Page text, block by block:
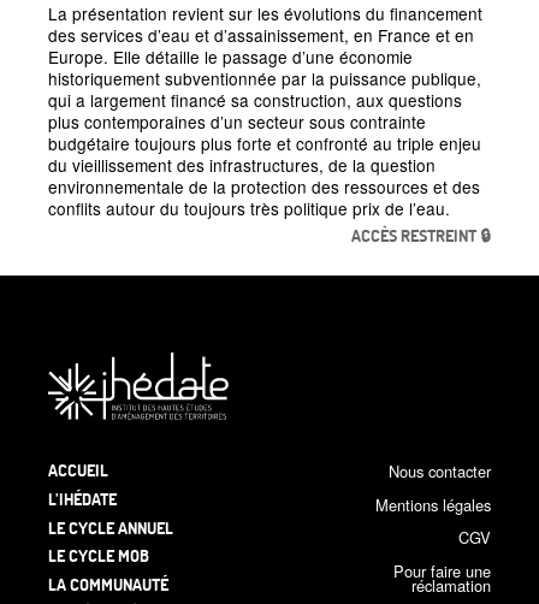
La présentation revient sur les évolutions du financement
des services d’eau et d’assainissement, en France et en
Europe. Elle détaille le passage d’une économie
historiquement subventionnée par la puissance publique,
qui a largement financé sa construction, aux questions
plus contemporaines d’un secteur sous contrainte
budgétaire toujours plus forte et confronté au triple enjeu
du vieillissement des infrastructures, de la question
environnementale de la protection des ressources et des
conflits autour du toujours très politique prix de l’eau.
ACCÈS RESTREINT 🔒
ACCUEIL
L’IHÉDATE
LE CYCLE ANNUEL
LE CYCLE MOB
LA COMMUNAUTÉ
Nous contacter
Mentions légales
CGV
Pour faire une
réclamation